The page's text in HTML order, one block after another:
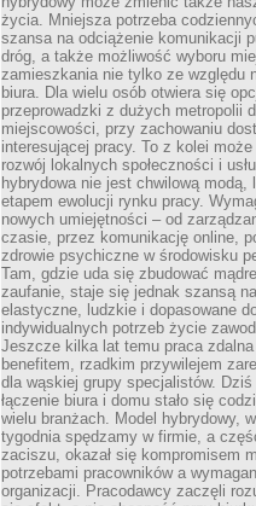
życia. Mniejsza potrzeba
szansa na odciążenie komunikacji
dróg, a także możliwość wyboru
zamieszkania nie tylko ze względu
biura. Dla wielu osób otwiera się
przeprowadzki z dużych metropolii
miejscowości, przy zachowaniu
interesującej pracy. To z kolei może
rozwój lokalnych społeczności i
hybrydowa nie jest chwilową modą,
etapem ewolucji rynku pracy.
nowych umiejętności – od
czasie, przez komunikację online,
zdrowie psychiczne w środowisku
Tam, gdzie uda się zbudować
zaufanie, staje się jednak szansą
elastyczne, ludzkie i dopasowane
indywidualnych potrzeb życie
Jeszcze kilka lat temu praca zdalna
benefitem, rzadkim przywilejem
dla wąskiej grupy specjalistów.
łączenie biura i domu stało się
wielu branżach. Model hybrydowy,
tygodnia spędzamy w firmie, a
zaciszu, okazał się kompromisem
potrzebami pracowników a
organizacji. Pracodawcy zaczęli